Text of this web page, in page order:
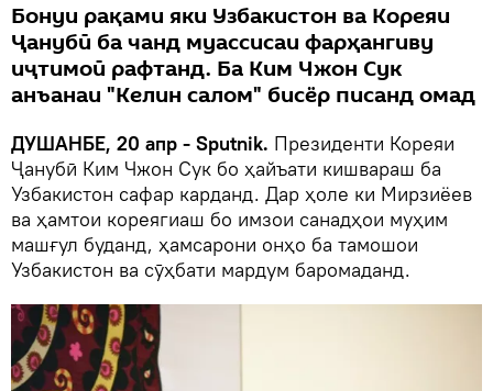
Бонуи рақами яки Узбакистон ва Кореяи
Ҷанубӣ ба чанд муассисаи фарҳангиву
иҷтимоӣ рафтанд. Ба Ким Чжон Сук
анъанаи "Келин салом" бисёр писанд омад
ДУШАНБЕ, 20 апр - Sputnik. Президенти Кореяи
Ҷанубӣ Ким Чжон Сук бо ҳайъати кишвараш ба
Узбакистон сафар карданд. Дар ҳоле ки Мирзиёев
ва ҳамтои кореягиаш бо имзои санадҳои муҳим
машғул буданд, ҳамсарони онҳо ба тамошои
Узбакистон ва сӯҳбати мардум баромаданд.